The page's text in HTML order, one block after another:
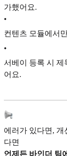
가했어요.
•
컨텐츠 모듈에서
•
서베이 등록 시 제
어요.
에러가 있다면, 개
다면
언제든 바인더 팀